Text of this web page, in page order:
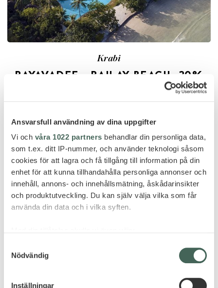
Ansvarsfull användning av dina uppgifter
Vi och våra 1022 partners behandlar din personliga data,
som t.ex. ditt IP-nummer, och använder teknologi såsom
cookies för att lagra och få tillgång till information på din
enhet för att kunna tillhandahålla personliga annonser och
innehåll, annons- och innehållsmätning, åskådarinsikter
och produktutveckling. Du kan själv välja vilka som får
använda din data och i vilka syften.
som kan ha en noggrannhet på upp till flera meter
Nödvändig
Inställningar
Krabi
RAYAVADEE – RAILAY BEACH -20%
GÖR FÖRFRÅGAN